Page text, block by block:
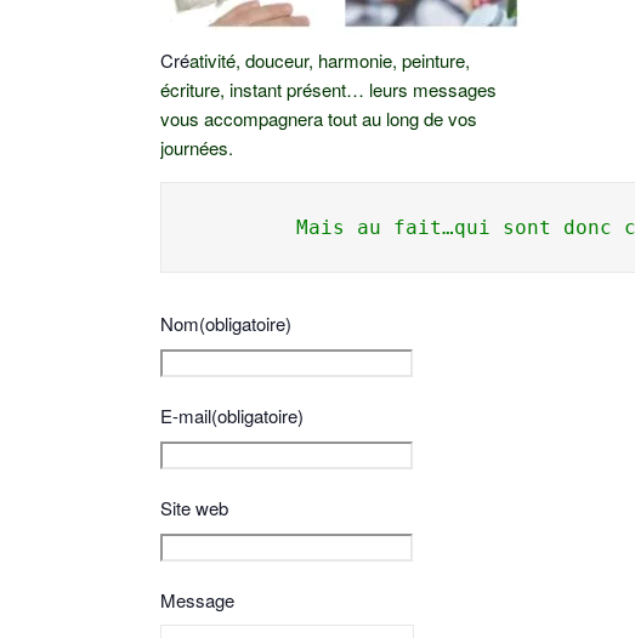
Créativité, douceur, harmonie, peinture,
écriture, instant présent… leurs messages
vous accompagnera tout au long de vos
journées.
Nom(obligatoire)
E-mail(obligatoire)
Site web
Message